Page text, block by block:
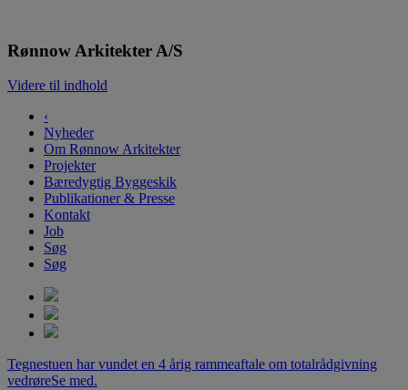
Rønnow Arkitekter A/S
Videre til indhold
‹
Nyheder
Om Rønnow Arkitekter
Projekter
Bæredygtig Byggeskik
Publikationer & Presse
Kontakt
Job
Søg
Søg
Tegnestuen har vundet en 4 årig rammeaftale om totalrådgivning
vedrøreSe med.